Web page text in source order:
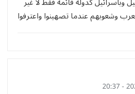
وشعوبهم عندما تصهينوا واعترفوا